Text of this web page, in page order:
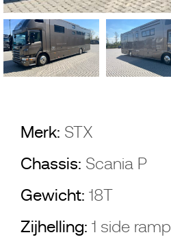
Merk: STX
Chassis: Scania P
Gewicht: 18T
Zijhelling: 1 side ramp